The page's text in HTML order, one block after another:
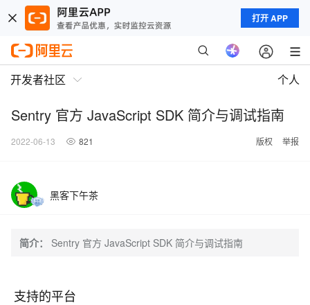
打开 APP
开发者社区 个人
Sentry 官方 JavaScript SDK 简介与调试指南
2022-06-13 821 版权 举报
黑客下午茶
简介： Sentry 官方 JavaScript SDK 简介与调试指南
支持的平台